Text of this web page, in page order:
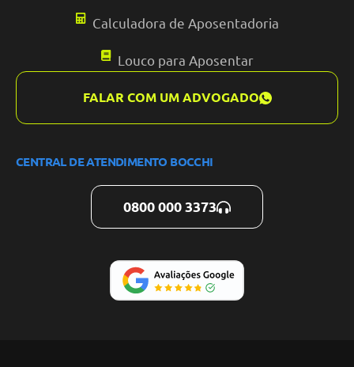
Calculadora de Aposentadoria
Louco para Aposentar
FALAR COM UM ADVOGADO
CENTRAL DE ATENDIMENTO BOCCHI
0800 000 3373